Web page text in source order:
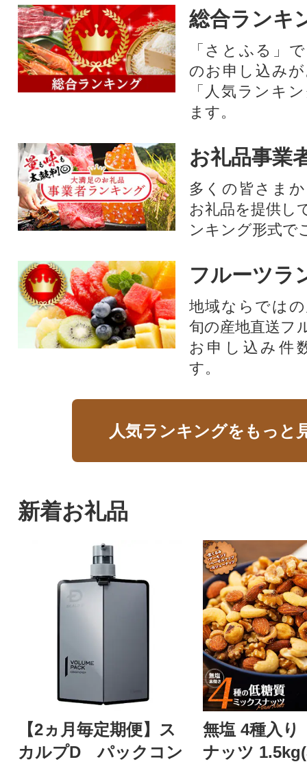
総合ランキ
「さとふる」
のお申し込み
「人気ランキ
ます。
お礼品事業
多くの皆さま
お礼品を提供し
ンキング形式で
フルーツラ
地域ならでは
旬の産地直送フ
お申し込み件
す。
人気ランキングをもっと
新着お礼品
【2ヵ月毎定期便】ス
カルプD パックコン
無塩 4種入り
ナッツ